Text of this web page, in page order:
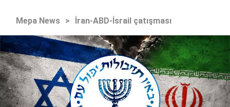
Mepa News > İran-ABD-İsrail çatışması